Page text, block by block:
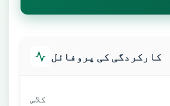
کارکردگی کی پروفائل
کلاس